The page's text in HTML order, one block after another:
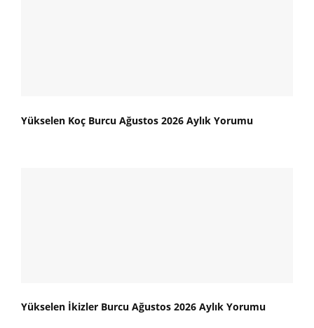
Yükselen Koç Burcu Ağustos 2026 Aylık Yorumu
Yükselen İkizler Burcu Ağustos 2026 Aylık Yorumu